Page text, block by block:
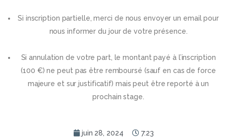
Si inscription partielle, merci de nous envoyer un email pour
nous informer du jour de votre présence.
Si annulation de votre part, le montant payé à l’inscription
(100 €) ne peut pas être remboursé (sauf en cas de force
majeure et sur justificatif) mais peut être reporté à un
prochain stage.
juin 28, 2024 7:23